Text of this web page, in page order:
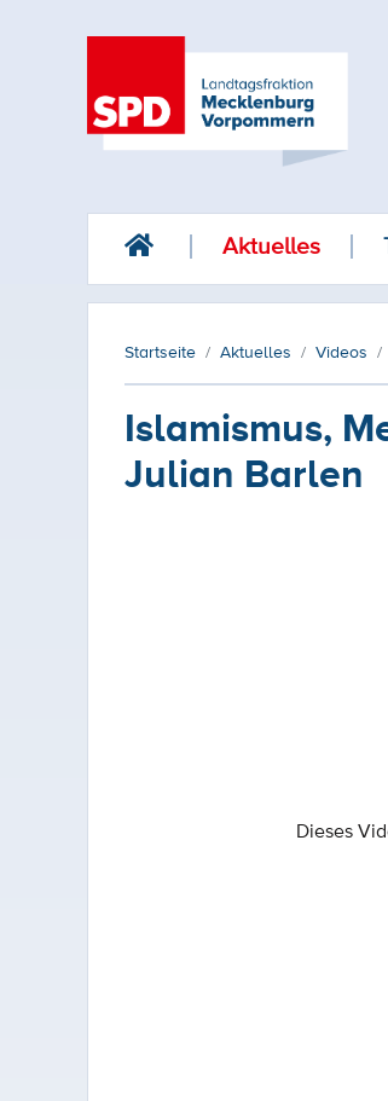
Aktuelles
Startseite Aktuelles Videos
Islamismus,
Julian Barlen
Dieses